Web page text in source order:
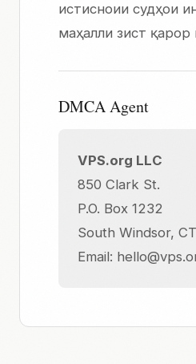
истисноии судҳои
маҳалли зист
DMCA Agent
VPS.org LLC
850 Clark St.
P.O. Box 1232
South Windsor,
Email: